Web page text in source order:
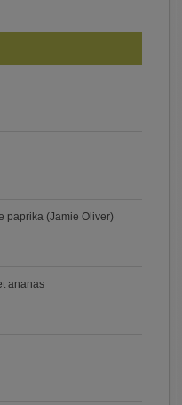
paprika (Jamie Oliver)
ananas